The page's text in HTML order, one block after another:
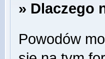
» Dlaczego
Powodów